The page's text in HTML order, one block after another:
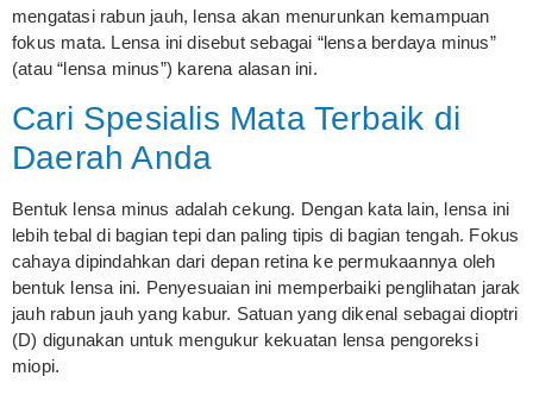
mengatasi rabun jauh, lensa akan menurunkan kemampuan
fokus mata. Lensa ini disebut sebagai “lensa berdaya minus”
(atau “lensa minus”) karena alasan ini.
Cari Spesialis Mata Terbaik di
Daerah Anda
Bentuk lensa minus adalah cekung. Dengan kata lain, lensa ini
lebih tebal di bagian tepi dan paling tipis di bagian tengah. Fokus
cahaya dipindahkan dari depan retina ke permukaannya oleh
bentuk lensa ini. Penyesuaian ini memperbaiki penglihatan jarak
jauh rabun jauh yang kabur. Satuan yang dikenal sebagai dioptri
(D) digunakan untuk mengukur kekuatan lensa pengoreksi
miopi.